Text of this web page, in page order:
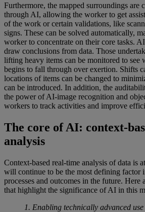
Furthermore, the mapped surroundings are
through AI, allowing the worker to get
of the work or certain validations, like
signs. These can be solved automatically,
worker to concentrate on their core tasks.
draw conclusions from data. Those
lifting heavy items can be monitored to see
begins to fall through over exertion. Shifts
locations of items can be changed to
can be introduced. In addition, the
the power of AI-image recognition and
workers to track activities and improve
The core of AI: context-
analysis
Context-based real-time analysis of data is
will continue to be the most defining factor
processes and outcomes in the future. Here
that highlight the significance of AI in this
1. Enabling technically advanced